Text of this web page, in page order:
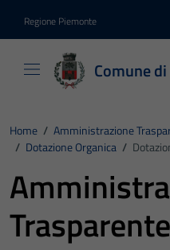
Regione Piemonte
Comune
Home / Amministrazione
/ Dotazione Organica /
Trasparente